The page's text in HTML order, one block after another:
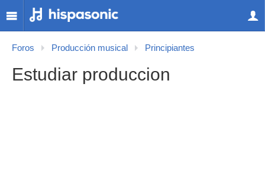
Foros Producción musical Principiantes
Estudiar produccion